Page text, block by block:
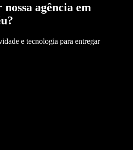
agência em
?
e tecnologia para entregar